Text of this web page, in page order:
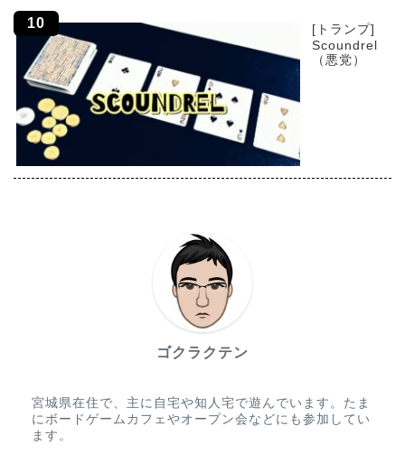
[トランプ]
Scoundrel
（悪党）
ゴクラクテン
宮城県在住で、主に自宅や知人宅で遊んでいます。たま
にボードゲームカフェやオープン会などにも参加してい
ます。